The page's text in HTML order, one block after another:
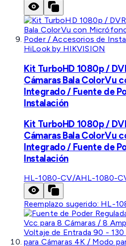
HiLook by HIKVISION
Kit TurboHD 1080p /
Cámaras Bala ColorVu
Integrado / Fuente de
Instalación
Kit TurboHD 1080p /
Cámaras Bala ColorVu
Integrado / Fuente de
Instalación
HL-1080-CV/AHL-1080-
Reemplazo sugerido: HL-